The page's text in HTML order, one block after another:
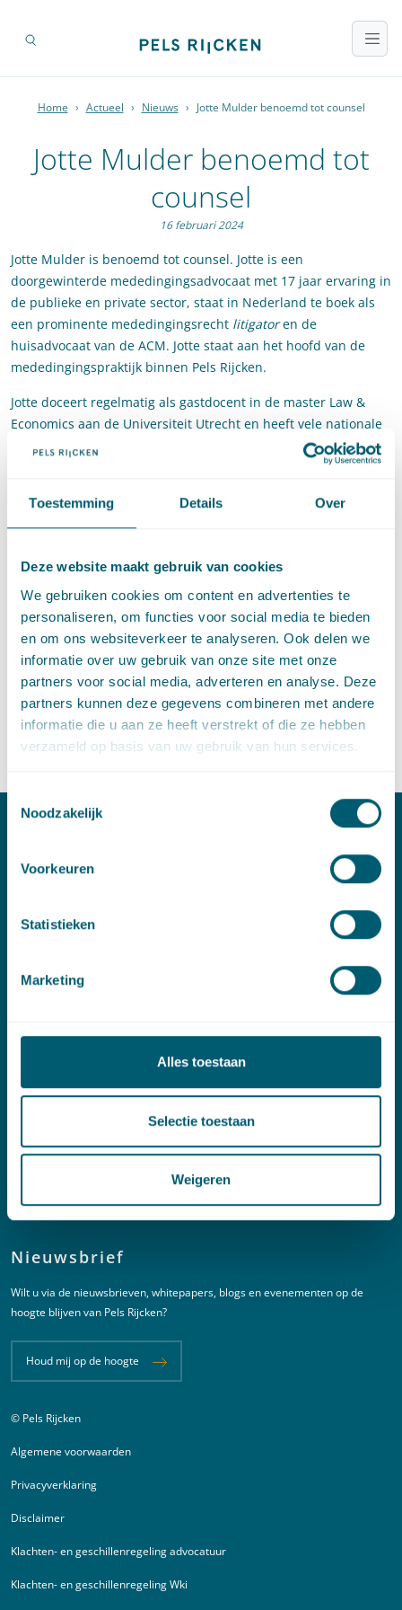
Toestemming Details Over
Deze website maakt gebruik van cookies
We gebruiken cookies om content en advertenties te
personaliseren, om functies voor social media te bieden
en om ons websiteverkeer te analyseren. Ook delen we
informatie over uw gebruik van onze site met onze
partners voor social media, adverteren en analyse. Deze
partners kunnen deze gegevens combineren met andere
informatie die u aan ze heeft verstrekt of die ze hebben
verzameld op basis van uw gebruik van hun services.
Toestemmingsselectie
Noodzakelijk
Voorkeuren
Statistieken
Marketing
Alles toestaan
Selectie toestaan
Weigeren
Home › Actueel › Nieuws › Jotte Mulder benoemd tot counsel
Jotte Mulder benoemd tot
counsel
16 februari 2024
Jotte Mulder is benoemd tot counsel. Jotte is een
doorgewinterde mededingingsadvocaat met 17 jaar ervaring in
de publieke en private sector, staat in Nederland te boek als
een prominente mededingingsrecht litigatoren de
huisadvocaat van de ACM. Jotte staat aan het hoofd van de
mededingingspraktijk binnen Pels Rijcken.
Jotte doceert regelmatig als gastdocent in de master Law &
Economics aan de Universiteit Utrecht en heeft vele nationale
en internationale artikelen gepubliceerd in toonaangevende
tijdschriften en verschillende boeken, waaronder het
Handbooken zijn boek
Social Legitimacy in the Internal
Market. Hij zit tevens in de redactieraad van het
Mededinging.
Jotte over zijn benoeming: “Ik ben erg blij met deze mooie stap
en kijk er naar uit om de mededingingspraktijk van Pels
Rijcken, samen met een prachtig team, verder uit te gaan
bouwen de komende jaren”.
Deel dit artikel viaLinkedIn en e-mail
New Babylon
2594 AC Den Haag
Nieuwsbrief
Wilt u via de nieuwsbrieven, whitepapers, blogs en evenementen op de
hoogte blijven van Pels Rijcken?
Houd mij op de hoogte
Juridische informatie
© Pels Rijcken
Algemene voorwaarden
Privacyverklaring
Disclaimer
Klachten- en geschillenregeling advocatuur
Klachten- en geschillenregeling Wki